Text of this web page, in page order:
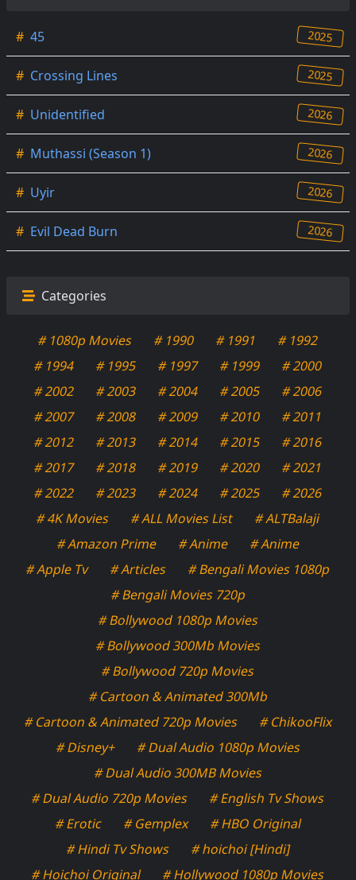
# 45 2025
# Crossing Lines 2025
# Unidentified 2026
# Muthassi (Season 1) 2026
# Uyir 2026
# Evil Dead Burn 2026
Categories
# 1080p Movies # 1990 # 1991
# 1992
# 1994
# 1995 # 1997 # 1999
# 2000
# 2002
# 2003 # 2004 # 2005
# 2006
# 2007
# 2008 # 2009 # 2010
# 2011
# 2012
# 2013 # 2014 # 2015
# 2016
# 2017
# 2018 # 2019 # 2020
# 2021
# 2022
# 2023 # 2024 # 2025
# 2026
# 4K Movies
# ALL Movies List
# ALTBalaji
# Amazon Prime
# Anime
# Anime
# Apple Tv
# Articles
# Bengali Movies 1080p
# Bengali Movies 720p
# Bollywood 1080p Movies
# Bollywood 300Mb Movies
# Bollywood 720p Movies
# Cartoon & Animated 300Mb
# Cartoon & Animated 720p Movies
# ChikooFlix
# Disney+
# Dual Audio 1080p Movies
# Dual Audio 300MB Movies
# Dual Audio 720p Movies
# English Tv Shows
# Erotic
# Gemplex
# HBO Original
# Hindi Tv Shows
# hoichoi [Hindi]
# Hoichoi Original
# Hollywood 1080p Movies